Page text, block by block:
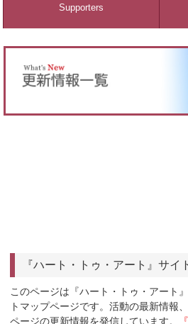
Supporters
『ハート・トゥ・アート』サ
このページは『ハート・トゥ・アート
トマップページです。活動の最新情報
ページの更新情報を発信しています。